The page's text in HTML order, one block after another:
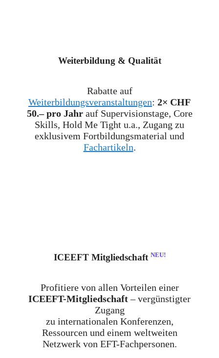
Weiterbildung & Qualität
Rabatte auf
Weiterbildungsveranstaltungen: 2× CHF
50.– pro Jahrauf Supervisionstage, Core
Skills, Hold Me Tight u.a., Zugang zu
exklusivem Fortbildungsmaterial und
Fachartikeln.
ICEEFT Mitgliedschaft NEU!
Profitiere von allen Vorteilen einer
ICEEFT-Mitgliedschaft– vergünstigter
Zugang
zu internationalen Konferenzen,
Ressourcen und einem weltweiten
Netzwerk von EFT-Fachpersonen.